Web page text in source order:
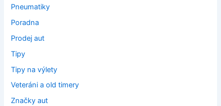
Pneumatiky
Poradna
Prodej aut
Tipy
Tipy na výlety
Veteráni a old timery
Značky aut